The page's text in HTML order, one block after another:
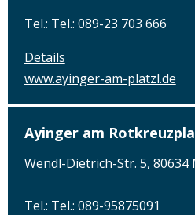
Tel.: Tel.: 089-23 703 666
Details
www.ayinger-am-platzl.de
Ayinger am
Wendl-Dietrich-Str. 5, 80634
Tel.: Tel.: 089-95875091